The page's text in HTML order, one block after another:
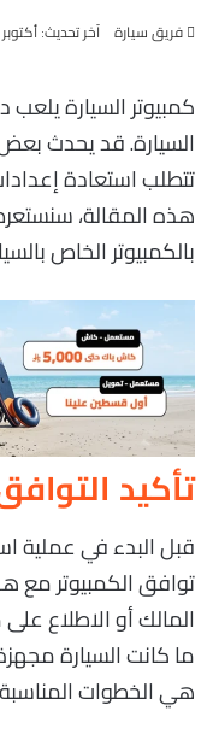
فريق سيارة آخر تحديث: أكتوبر 19, 2025
كمبيوتر السيارة
السيارة. قد يحدث
تتطلب استعادة
هذه المقالة،
بالكمبيوتر الخاص
تأكيد
قبل البدء في عملية
توافق الكمبيوتر مع
المالك أو الاطلاع
ما كانت السيارة
هي الخطوات المناسبة